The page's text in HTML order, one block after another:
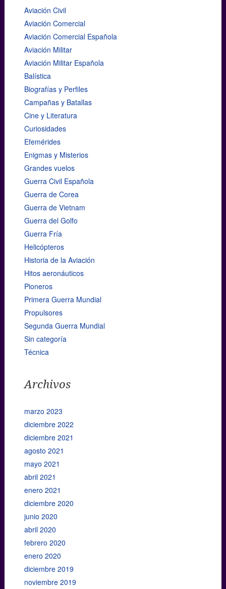
Aviación Civil
Aviación Comercial
Aviación Comercial Española
Aviación Militar
Aviación Militar Española
Balística
Biografías y Perfiles
Campañas y Batallas
Cine y Literatura
Curiosidades
Efemérides
Enigmas y Misterios
Grandes vuelos
Guerra Civil Española
Guerra de Corea
Guerra de Vietnam
Guerra del Golfo
Guerra Fría
Helicópteros
Historia de la Aviación
Hitos aeronáuticos
Pioneros
Primera Guerra Mundial
Propulsores
Segunda Guerra Mundial
Sin categoría
Técnica
Archivos
marzo 2023
diciembre 2022
diciembre 2021
agosto 2021
mayo 2021
abril 2021
enero 2021
diciembre 2020
junio 2020
abril 2020
febrero 2020
enero 2020
diciembre 2019
noviembre 2019